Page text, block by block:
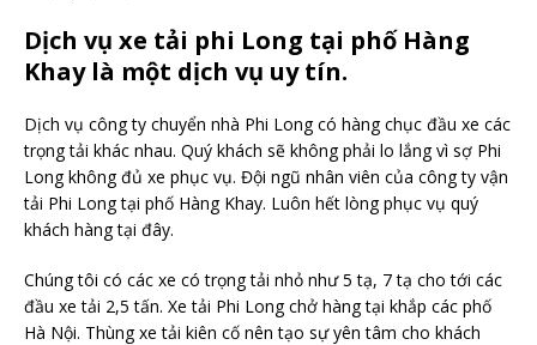
Dịch vụ xe tải phi Long tại phố Hàng
Khay là một dịch vụ uy tín.
Dịch vụ công ty chuyển nhà Phi Long có hàng chục đầu xe các
trọng tải khác nhau. Quý khách sẽ không phải lo lắng vì sợ Phi
Long không đủ xe phục vụ. Đội ngũ nhân viên của công ty vận
tải Phi Long tại phố Hàng Khay. Luôn hết lòng phục vụ quý
khách hàng tại đây.
Chúng tôi có các xe có trọng tải nhỏ như 5 tạ, 7 tạ cho tới các
đầu xe tải 2,5 tấn. Xe tải Phi Long chở hàng tại khắp các phố
Hà Nội. Thùng xe tải kiên cố nên tạo sự yên tâm cho khách